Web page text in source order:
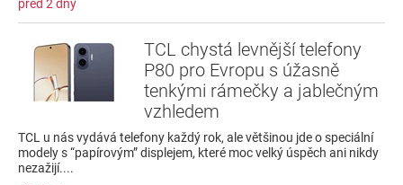
před 2 dny
TCL chystá levnější telefony
P80 pro Evropu s úžasně
tenkými rámečky a jablečným
vzhledem
TCL u nás vydává telefony každý rok, ale většinou jde o speciální
modely s “papírovým” displejem, které moc velký úspěch ani nikdy
nezažijí....